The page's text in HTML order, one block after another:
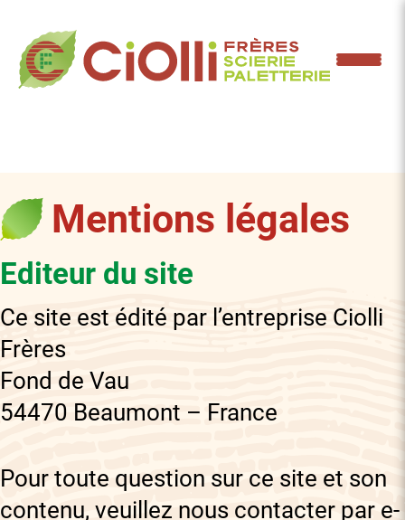
Mentions légales
Editeur du site
Ce site est édité par l’entreprise Ciolli
Frères
Fond de Vau
54470 Beaumont – France
Pour toute question sur ce site et son
contenu, veuillez nous contacter par e-